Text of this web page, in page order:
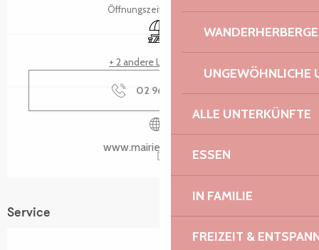
UNGEWÖHNLICHE
ALLE UNTERKÜNFTE
ESSEN
IN FAMILIE
FREIZEIT &
Öffnungszeiten ansehen
Picknickplatz
+ 2 andere Leistung(en)
02 96 46 10▒▒
www.mairie-ploulech.fr
Service